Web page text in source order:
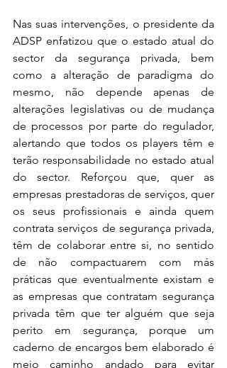
Nas suas intervenções, o presidente da
ADSP enfatizou que o estado atual do
sector da segurança privada, bem
como a alteração de paradigma do
mesmo, não depende apenas de
alterações legislativas ou de mudança
de processos por parte do regulador,
alertando que todos os players têm e
terão responsabilidade no estado atual
do sector. Reforçou que, quer as
empresas prestadoras de serviços, quer
os seus profissionais e ainda quem
contrata serviços de segurança privada,
têm de colaborar entre si, no sentido
de não compactuarem com más
práticas que eventualmente existam e
as empresas que contratam segurança
privada têm que ter alguém que seja
perito em segurança, porque um
caderno de encargos bem elaborado é
meio caminho andado para evitar